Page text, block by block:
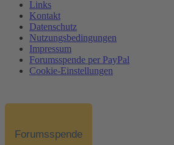
Links
Kontakt
Datenschutz
Nutzungsbedingungen
Impressum
Forumsspende per PayPal
Cookie-Einstellungen
Forumsspende